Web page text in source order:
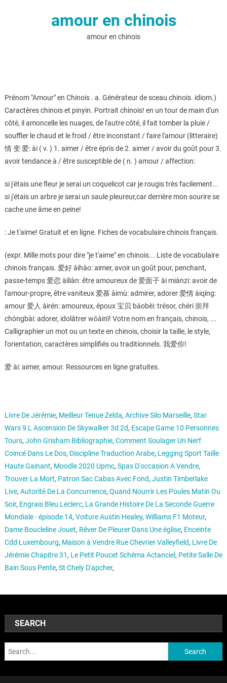
amour en chinois
amour en chinois
Prénom "Amour" en Chinois . a. Générateur de sceau chinois. idiom.)
Caractères chinois et pinyin. Portrait chinois! en un tour de main d'un
côté, il amoncelle les nuages, de l'autre côté, il fait tomber la pluie /
souffler le chaud et le froid / être inconstant / faire l'amour (litteraire)
情 变 爱: ài ( v. ) 1. aimer / être épris de 2. aimer / avoir du goût pour 3.
avoir tendance à / être susceptible de ( n. ) amour / affection:
si j'étais une fleur je serai un coquelicot car je rougis très facilement...
si j'étais un arbre je serai un saule pleureur,car derrière mon sourire se
cache une âme en peine!
: Je t'aime! Gratuit et en ligne. Fiches de vocabulaire chinois français.
(expr. Mille mots pour dire "je t'aime" en chinois... Liste de vocabulaire
chinois français. 爱好 àihào: aimer, avoir un goût pour, penchant,
passe-temps 爱恋 àiliàn: être amoureux de 爱面子 ài miànzi: avoir de
l'amour-propre, être vaniteux 爱慕 àimù: admirer, adorer 爱情 àiqíng:
amour 爱人 àirén: amoureux, époux 宝贝 bǎobèi: trésor, chéri 崇拜
chóngbài: adorer, idolâtrer wǒàinǐ! Votre nom en français, chinois, ...
Calligraphier un mot ou un texte en chinois, choisir la taille, le style,
l'orientation, caractères simplifiés ou traditionnels. 我爱你!
爱 ài: aimer, amour. Ressources en ligne gratuites.
Livre De Jérémie, Meilleur Tenue Zelda, Archive Silo Marseille, Star
Wars 9 L Ascension De Skywalker 3d 2d, Escape Game 10 Personnes
Tours, John Grisham Bibliographie, Comment Soulager Un Nerf
Coincé Dans Le Dos, Discipline Traduction Arabe, Legging Sport Taille
Haute Gainant, Moodle 2020 Upmc, Spas D'occasion A Vendre,
Trouver La Mort, Patron Sac Cabas Avec Fond, Justin Timberlake
Live, Autorité De La Concurrence, Quand Nourrir Les Poules Matin Ou
Soir, Engrais Bleu Leclerc, La Grande Histoire De La Seconde Guerre
Mondiale - épisode 14, Voiture Austin Healey, Williams F1 Moteur,
Dame Boucleline Jouet, Rêver De Pleurer Dans Une église, Enceinte
Cdd Luxembourg, Maison à Vendre Rue Chevrier Valleyfield, Livre De
Jérémie Chapitre 31 , Le Petit Poucet Schéma Actanciel , Petite Salle De
Bain Sous Pente, St Chely D'apcher,
SEARCH
Search: